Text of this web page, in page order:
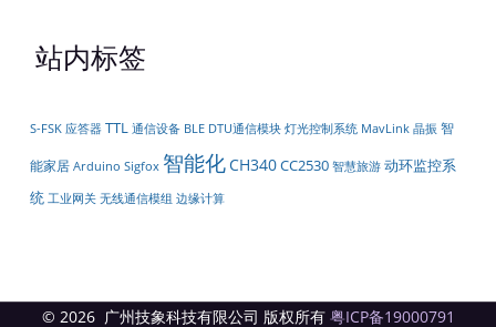
站内标签
S-FSK 应答器 TTL 通信设备 BLE DTU通信模块 灯光控制系统 MavLink 晶振 智
能家居 Arduino Sigfox 智能化CH340CC2530 智慧旅游 动环监控系
统 工业网关 无线通信模组 边缘计算
© 2026 广州技象科技有限公司 版权所有 粤ICP备19000791